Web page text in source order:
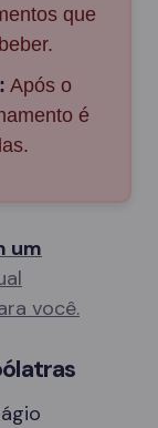
que
Após o
é
um
você.